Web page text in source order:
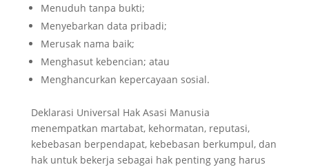
Menuduh tanpa bukti;
Menyebarkan data pribadi;
Merusak nama baik;
Menghasut kebencian; atau
Menghancurkan kepercayaan sosial.
Deklarasi Universal Hak Asasi Manusia
menempatkan martabat, kehormatan, reputasi,
kebebasan berpendapat, kebebasan berkumpul, dan
hak untuk bekerja sebagai hak penting yang harus